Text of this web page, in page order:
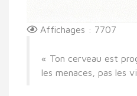
Affichages : 7707
« Ton cerveau est
les menaces, pas les